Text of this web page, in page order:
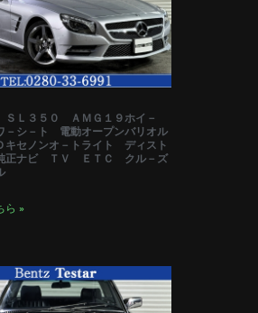
Ｌ３５０ ＡＭＧ１９ホイ－
シ－ト 電動オープンバリオル
キセノンオ－トライト ディスト
正ナビ ＴＶ ＥＴＣ クル－ズ
ら »